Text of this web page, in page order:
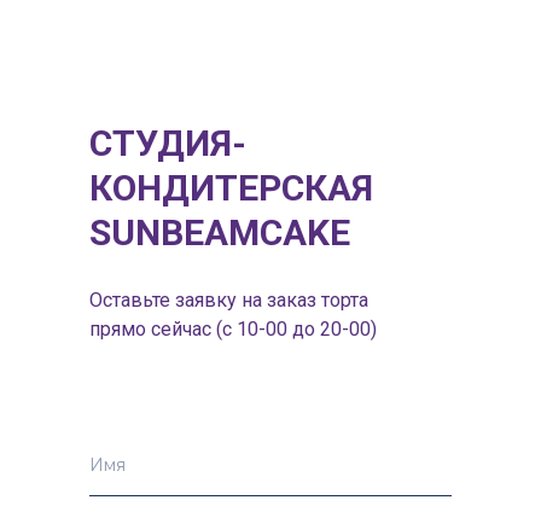
СТУДИЯ-
КОНДИТЕРСКАЯ
SUNBEAMCAKE
Оставьте заявку на заказ торта
прямо сейчас (с 10-00 до 20-00)